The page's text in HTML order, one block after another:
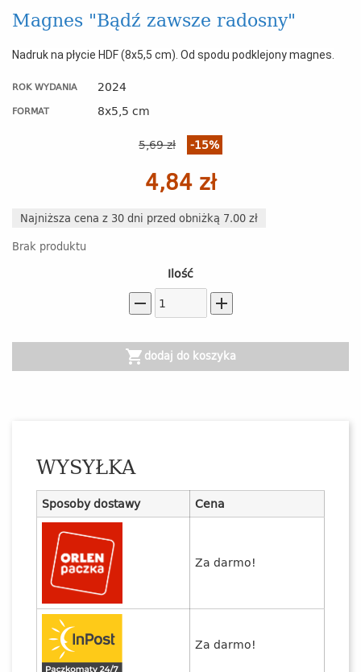
Magnes "Bądź zawsze radosny"
Nadruk na płycie HDF (8x5,5 cm). Od spodu podklejony magnes.
ROK WYDANIA 2024
FORMAT
8x5,5 cm
5,69 zł
-15%
4,84 zł
Najniższa cena z 30 dni przed obniżką 7.00 zł
Brak produktu
Ilość
remove add
shopping_cart dodaj do koszyka
WYSYŁKA
Sposoby dostawy Cena
Za darmo!
Za darmo!